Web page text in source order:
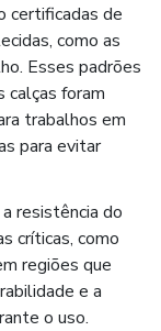
certificadas de
como as
Esses padrões
calças foram
trabalhos em
para evitar
resistência do
críticas, como
regiões que
e a
o uso.